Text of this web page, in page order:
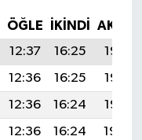
ÖĞLE İKINDI
12:37 16:25
19:38
12:36 16:25
19:36
12:36 16:24
19:35
12:36 16:24
19:34